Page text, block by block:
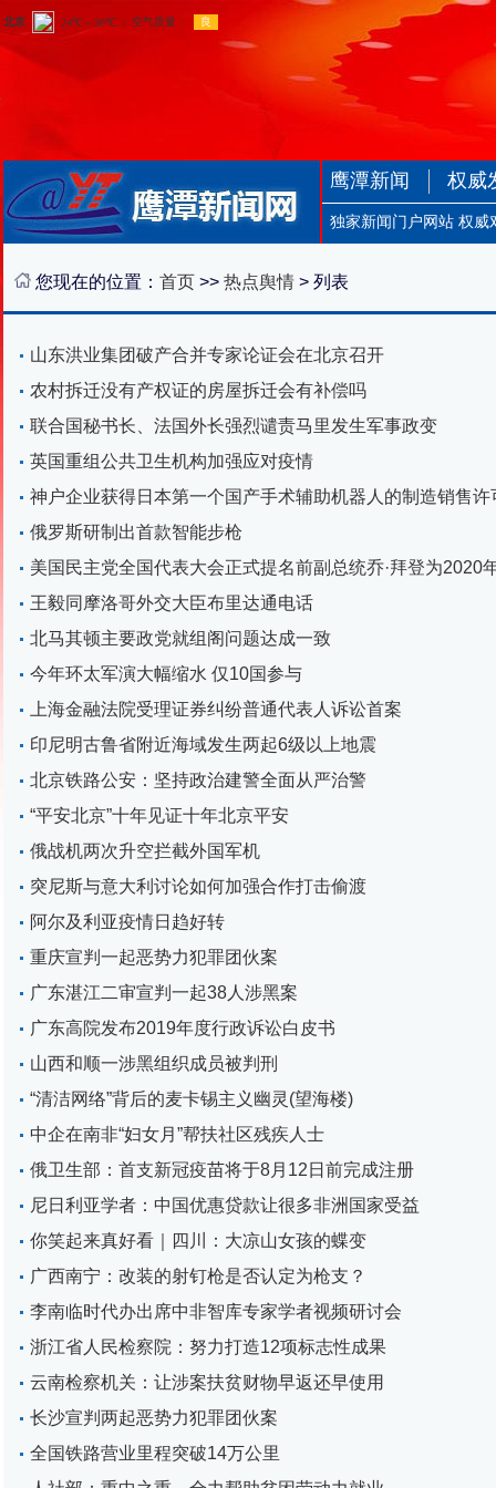
鹰潭新闻 权威
独家新闻门户网站 权威
您现在的位置： 首页 >> 热点舆情 > 列表
山东洪业集团破产合并专家论证会在北京召开
农村拆迁没有产权证的房屋拆迁会有补偿吗
联合国秘书长、法国外长强烈谴责马里发生军事政变
英国重组公共卫生机构加强应对疫情
神户企业获得日本第一个国产手术辅助机器人的制造销售许
俄罗斯研制出首款智能步枪
美国民主党全国代表大会正式提名前副总统乔·拜登为2020
王毅同摩洛哥外交大臣布里达通电话
北马其顿主要政党就组阁问题达成一致
今年环太军演大幅缩水 仅10国参与
上海金融法院受理证券纠纷普通代表人诉讼首案
印尼明古鲁省附近海域发生两起6级以上地震
北京铁路公安：坚持政治建警全面从严治警
“平安北京”十年见证十年北京平安
俄战机两次升空拦截外国军机
突尼斯与意大利讨论如何加强合作打击偷渡
阿尔及利亚疫情日趋好转
重庆宣判一起恶势力犯罪团伙案
广东湛江二审宣判一起38人涉黑案
广东高院发布2019年度行政诉讼白皮书
山西和顺一涉黑组织成员被判刑
“清洁网络”背后的麦卡锡主义幽灵(望海楼)
中企在南非“妇女月”帮扶社区残疾人士
俄卫生部：首支新冠疫苗将于8月12日前完成注册
尼日利亚学者：中国优惠贷款让很多非洲国家受益
你笑起来真好看｜四川：大凉山女孩的蝶变
广西南宁：改装的射钉枪是否认定为枪支？
李南临时代办出席中非智库专家学者视频研讨会
浙江省人民检察院：努力打造12项标志性成果
云南检察机关：让涉案扶贫财物早返还早使用
长沙宣判两起恶势力犯罪团伙案
全国铁路营业里程突破14万公里